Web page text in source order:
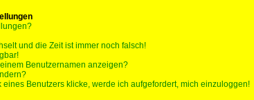
und die Zeit ist immer noch falsch!
Benutzernamen anzeigen?
Benutzers klicke, werde ich aufgefordert, mich einzuloggen!